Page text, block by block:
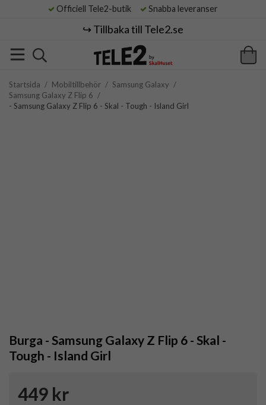
Officiell Tele2-butik Snabba leveranser
↪️ Tillbaka till Tele2.se
Startsida / Mobiltillbehör / Samsung Galaxy /
Samsung Galaxy Z Flip 6 /
- Samsung Galaxy Z Flip 6 - Skal - Tough - Island Girl
Burga - Samsung Galaxy Z Flip 6 - Skal -
Tough - Island Girl
449 kr